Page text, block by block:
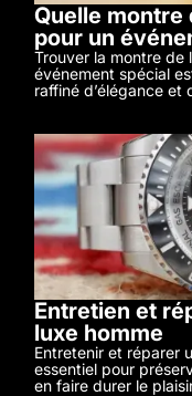
Quelle
pour un
Trouver la montre de
événement spécial
raffiné d’élégance et
Entretien et
luxe homme
Entretenir et réparer
essentiel pour
en faire durer le